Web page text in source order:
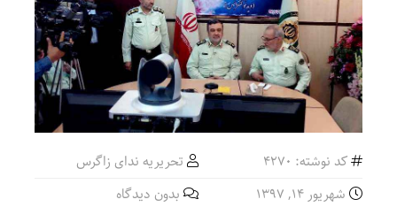
کد نوشته: 4270
تحریریه ندای زاگرس
شهریور ۱۴, ۱۳۹۷
بدون دیدگاه